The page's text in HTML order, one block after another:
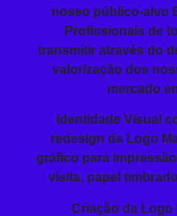
nosso público-alvo
Profissionais de
transmitir através do
valorização dos
mercado
Identidade Visual
redesign da Logo
gráfico para
visita, papel
Criação da Logo